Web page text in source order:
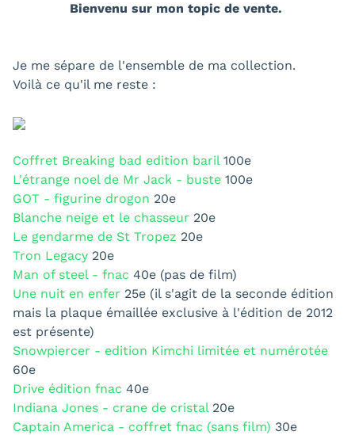
Bienvenu sur mon topic de vente.
Je me sépare de l'ensemble de ma collection.
Voilà ce qu'il me reste :
Coffret Breaking bad edition baril100e
L'étrange noel de Mr Jack - buste 100e
GOT - figurine drogon 20e
Blanche neige et le chasseur 20e
Le gendarme de St Tropez 20e
Tron Legacy 20e
Man of steel - fnac 40e (pas de film)
Une nuit en enfer 25e (il s'agit de la seconde édition
mais la plaque émaillée exclusive à l'édition de 2012
est présente)
Snowpiercer - edition Kimchi limitée et numérotée
60e
Drive édition fnac 40e
Indiana Jones - crane de cristal20e
Captain America - coffret fnac (sans film) 30e